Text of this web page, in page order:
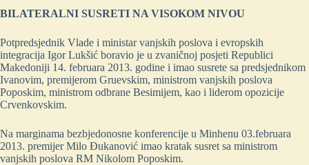
BILATERALNI SUSRETI NA VISOKOM NIVOU
Potpredsjednik Vlade i ministar vanjskih poslova i evropskih
integracija Igor Lukšić boravio je u zvaničnoj posjeti Republici
Makedoniji 14. februara 2013. godine i imao susrete sa predsjednikom
Ivanovim, premijerom Gruevskim, ministrom vanjskih poslova
Poposkim, ministrom odbrane Besimijem, kao i liderom opozicije
Crvenkovskim.
Na marginama bezbjedonosne konferencije u Minhenu 03.februara
2013. premijer Milo Đukanović imao kratak susret sa ministrom
vanjskih poslova RM Nikolom Poposkim.